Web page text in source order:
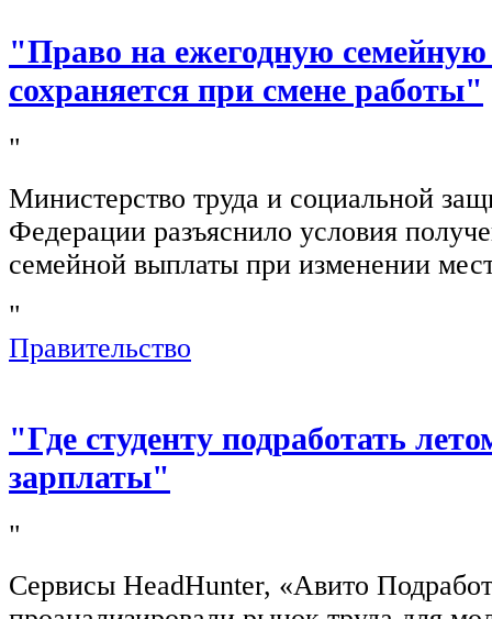
"Право на ежегодную
сохраняется при смене работы"
"
Министерство труда и социальной
Федерации разъяснило условия
семейной выплаты при изменении
"
Правительство
"Где студенту подработать
зарплаты"
"
Сервисы HeadHunter, «Авито